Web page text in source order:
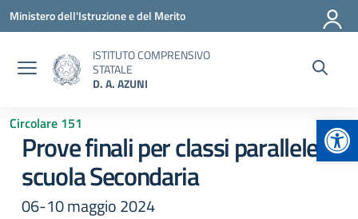
Vai ai contenuti
Vai al menu di navigazione
Vai al footer
Ministero dell'Istruzione e del Merito
ISTITUTO COMPRENSIVO
STATALE
D. A. AZUNI
Circolare 151
Prove finali per classi parallele
scuola Secondaria
06-10 maggio 2024